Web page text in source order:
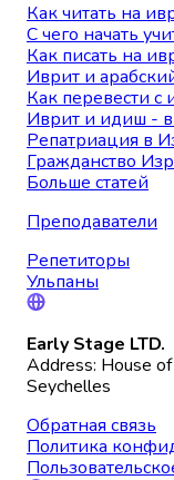
Как читать на
С чего начать
Как писать на
Иврит и
Как перевести с
Иврит и идиш - в
Репатриация в
Гражданство
Больше статей
Преподаватели
Репетиторы
Ульпаны
Early Stage LTD.
Address: House
Seychelles
Обратная связь
Политика